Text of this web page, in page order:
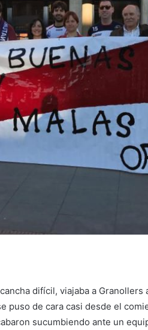
difícil, viajaba a
puso de cara casi desde el
sucumbiendo ante un